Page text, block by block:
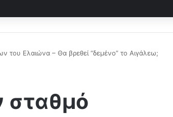
του Ελαιώνα – Θα βρεθεί “δεμένο” το Αιγάλεω;
σταθμό